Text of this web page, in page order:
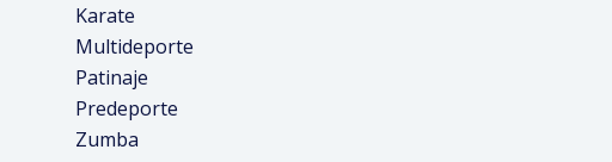
Karate
Multideporte
Patinaje
Predeporte
Zumba